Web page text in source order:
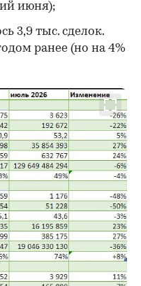
июня);
3,9 тыс. сделок.
ранее (но на 4%